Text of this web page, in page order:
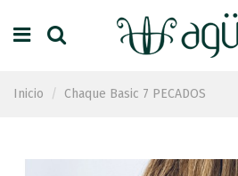
Inicio Chaque Basic 7 PECADOS